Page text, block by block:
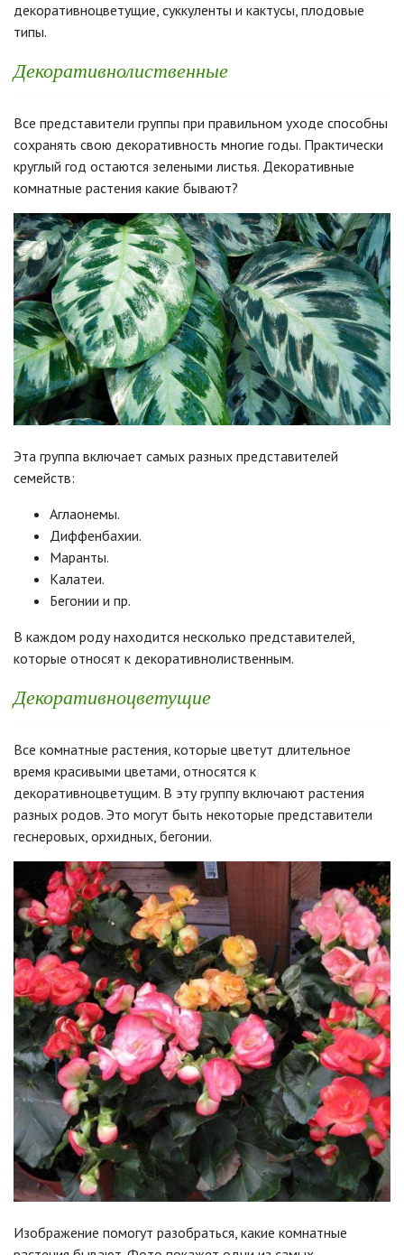
декоративноцветущие, суккуленты и кактусы, плодовые
типы.
Декоративнолиственные
Все представители группы при правильном уходе способны
сохранять свою декоративность многие годы. Практически
круглый год остаются зелеными листья. Декоративные
комнатные растения какие бывают?
Эта группа включает самых разных представителей
семейств:
Аглаонемы.
Диффенбахии.
Маранты.
Калатеи.
Бегонии и пр.
В каждом роду находится несколько представителей,
которые относят к декоративнолиственным.
Декоративноцветущие
Все комнатные растения, которые цветут длительное
время красивыми цветами, относятся к
декоративноцветущим. В эту группу включают растения
разных родов. Это могут быть некоторые представители
геснеровых, орхидных, бегонии.
Изображение помогут разобраться, какие комнатные